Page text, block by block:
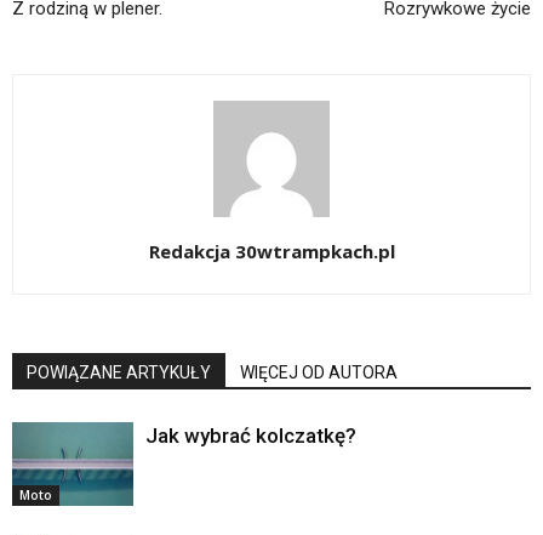
Z rodziną w plener. Rozrywkowe życie
Redakcja 30wtrampkach.pl
POWIĄZANE ARTYKUŁY WIĘCEJ OD AUTORA
Moto
Jak wybrać kolczatkę?